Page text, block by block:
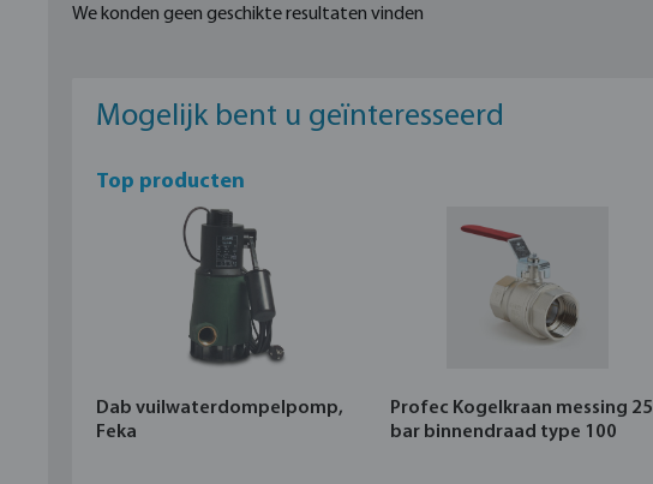
We konden geen geschikte resultaten vinden
Mogelijk bent u geïnteresseerd
Top producten
Dab vuilwaterdompelpomp,
Feka
Profec Kogelkraan messing 25
bar binnendraad type 100